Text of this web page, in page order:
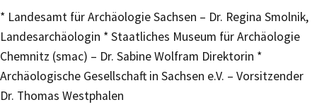
* Landesamt für Archäologie Sachsen – Dr. Regina Smolnik,
Landesarchäologin * Staatliches Museum für Archäologie
Chemnitz (smac) – Dr. Sabine Wolfram Direktorin *
Archäologische Gesellschaft in Sachsen e.V. – Vorsitzender
Dr. Thomas Westphalen